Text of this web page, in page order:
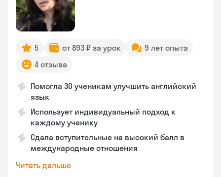
5 от 893 ₽ за урок
9 лет опыта
4 отзыва
Помогла 30 ученикам улучшить английский
язык
Использует индивидуальный подход к
каждому ученику
Сдала вступительные на высокий балл в
международные отношения
Читать дальше